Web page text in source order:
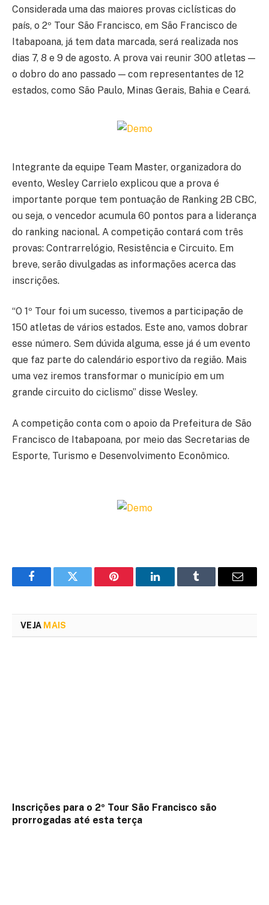
Considerada uma das maiores provas ciclísticas do
país, o 2º Tour São Francisco, em São Francisco de
Itabapoana, já tem data marcada, será realizada nos
dias 7, 8 e 9 de agosto. A prova vai reunir 300 atletas —
o dobro do ano passado — com representantes de 12
estados, como São Paulo, Minas Gerais, Bahia e Ceará.
Integrante da equipe Team Master, organizadora do
evento, Wesley Carrielo explicou que a prova é
importante porque tem pontuação de Ranking 2B CBC,
ou seja, o vencedor acumula 60 pontos para a liderança
do ranking nacional. A competição contará com três
provas: Contrarrelógio, Resistência e Circuito. Em
breve, serão divulgadas as informações acerca das
inscrições.
“O 1º Tour foi um sucesso, tivemos a participação de
150 atletas de vários estados. Este ano, vamos dobrar
esse número. Sem dúvida alguma, esse já é um evento
que faz parte do calendário esportivo da região. Mais
uma vez iremos transformar o município em um
grande circuito do ciclismo” disse Wesley.
A competição conta com o apoio da Prefeitura de São
Francisco de Itabapoana, por meio das Secretarias de
Esporte, Turismo e Desenvolvimento Econômico.
FacebookTwitter Pinterest LinkedInTumblr Email
VEJA MAIS
Inscrições para o 2º Tour São Francisco são
prorrogadas até esta terça